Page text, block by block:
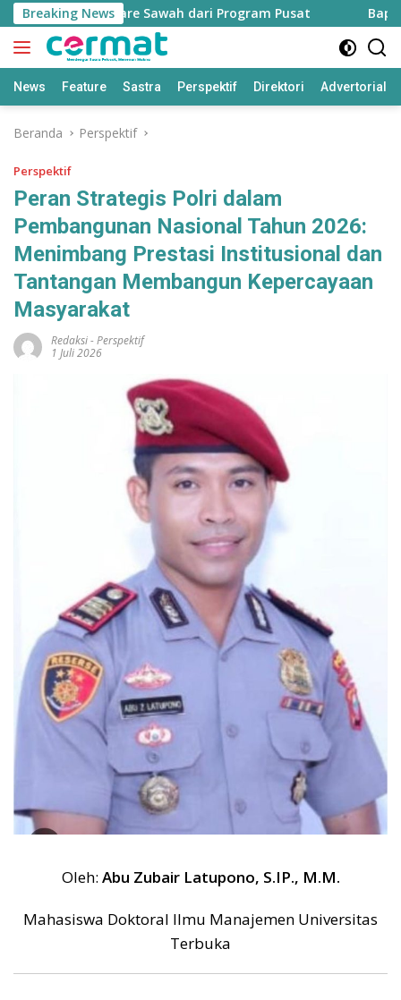
Langsung
ke
konten
Breaking News
Hektare Sawah dari Program Pusat Bapperida:
News Feature Sastra Perspektif Direktori Advertorial
Beranda Perspektif
Perspektif
Peran Strategis Polri dalam
Pembangunan Nasional Tahun 2026:
Menimbang Prestasi Institusional dan
Tantangan Membangun Kepercayaan
Masyarakat
Redaksi-Perspektif
1 Juli 2026
Oleh: Abu Zubair Latupono, S.IP., M.M.
Mahasiswa Doktoral Ilmu Manajemen Universitas
Terbuka